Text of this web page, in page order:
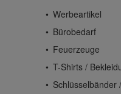
Werbeartikel
Bürobedarf
Feuerzeuge
T-Shirts /
Schlüsselbänder